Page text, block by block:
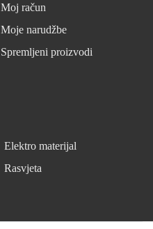
Moj račun
Moje narudžbe
Spremljeni proizvodi
Elektro materijal
Rasvjeta